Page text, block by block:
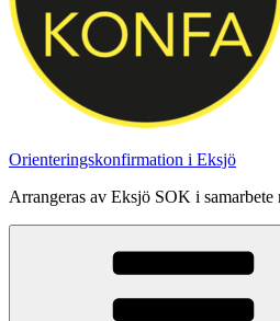
Orienteringskonfirmation i Eksjö
Arrangeras av Eksjö SOK i